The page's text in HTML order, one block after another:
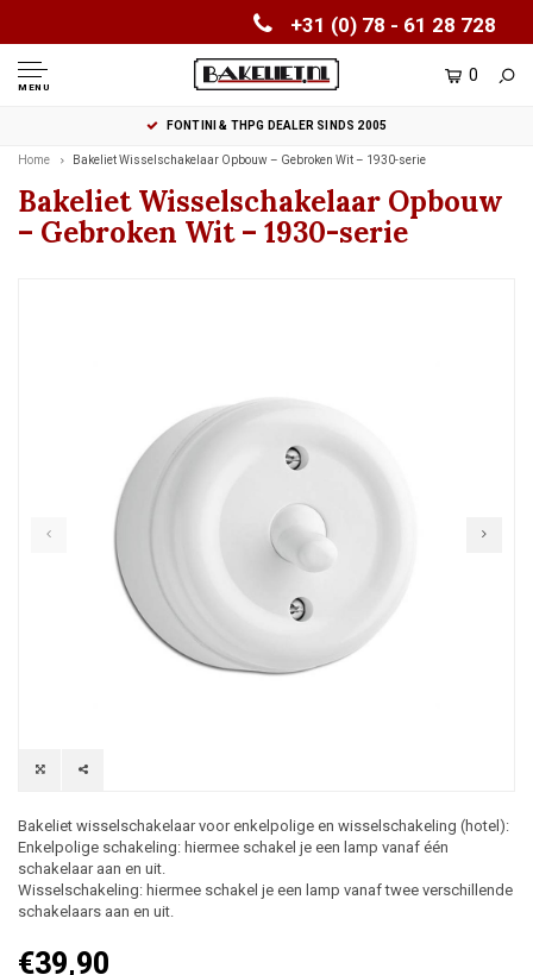
+31 (0) 78 - 61 28 728
MENU
0
FONTINI & THPG DEALER SINDS 2005
Home Bakeliet Wisselschakelaar Opbouw – Gebroken Wit – 1930-serie
Bakeliet Wisselschakelaar Opbouw
– Gebroken Wit – 1930-serie
Bakeliet wisselschakelaar voor enkelpolige en wisselschakeling (hotel):
Enkelpolige schakeling: hiermee schakel je een lamp vanaf één
schakelaar aan en uit.
Wisselschakeling: hiermee schakel je een lamp vanaf twee verschillende
schakelaars aan en uit.
€39,90